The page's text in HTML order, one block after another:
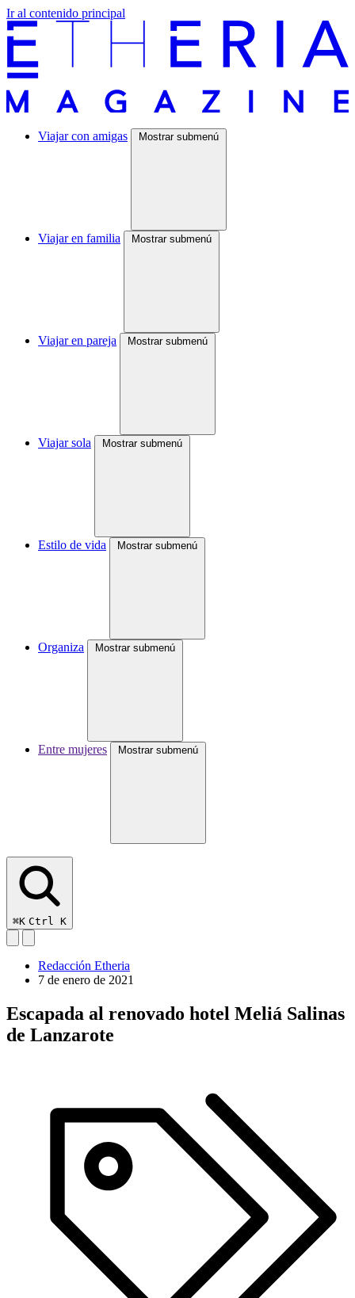
Ir al contenido principal
Viajar con amigas Mostrar submenú
Viajar en familia Mostrar submenú
Viajar en pareja Mostrar submenú
Viajar sola Mostrar submenú
Estilo de vida Mostrar submenú
Organiza Mostrar submenú
Entre mujeres Mostrar submenú
⌘K Ctrl K
Redacción Etheria
7 de enero de 2021
Escapada al renovado hotel Meliá Salinas
de Lanzarote